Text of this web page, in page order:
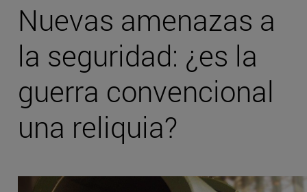
Nuevas amenazas a
la seguridad: ¿es la
guerra convencional
una reliquia?